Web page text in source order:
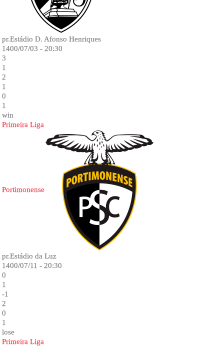
pr.Estádio D. Afonso Henriques
1400/07/03 - 20:30
3
1
2
1
0
1
win
Primeira Liga
Portimonense
pr.Estádio da Luz
1400/07/11 - 20:30
0
1
-1
2
0
1
lose
Primeira Liga